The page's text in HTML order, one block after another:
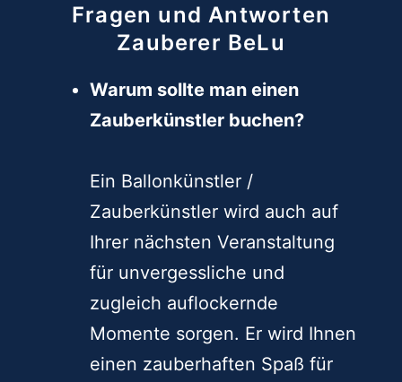
Fragen und Antworten
Zauberer BeLu
Warum sollte man einen
Zauberkünstler buchen?
Ein Ballonkünstler /
Zauberkünstler wird auch auf
Ihrer nächsten Veranstaltung
für unvergessliche und
zugleich auflockernde
Momente sorgen. Er wird Ihnen
einen zauberhaften Spaß für